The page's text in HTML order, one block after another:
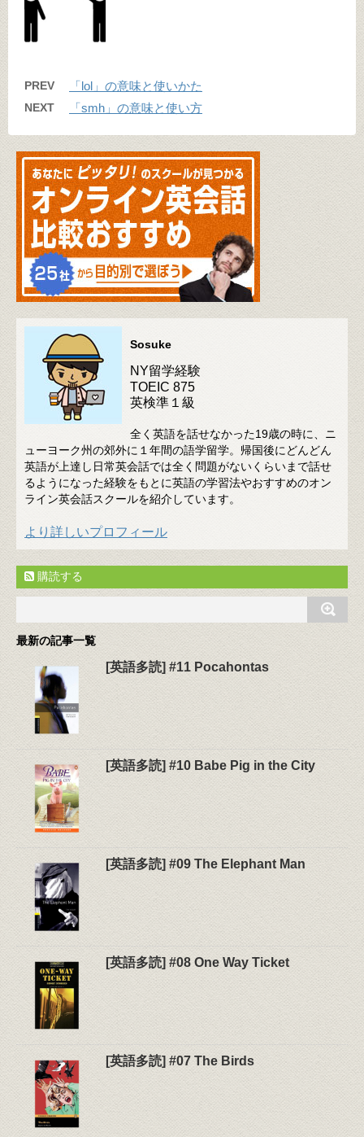
PREV 「lol」の意味と使いかた
NEXT 「smh」の意味と使い方
Sosuke
NY留学経験
TOEIC 875
英検準１級
全く英語を話せなかった19歳の時に、ニ
ューヨーク州の郊外に１年間の語学留学。帰国後にどんどん
英語が上達し日常英会話では全く問題がないくらいまで話せ
るようになった経験をもとに英語の学習法やおすすめのオン
ライン英会話スクールを紹介しています。
より詳しいプロフィール
購読する
最新の記事一覧
[英語多読] #11 Pocahontas
[英語多読] #10 Babe Pig in the City
[英語多読] #09 The Elephant Man
[英語多読] #08 One Way Ticket
[英語多読] #07 The Birds